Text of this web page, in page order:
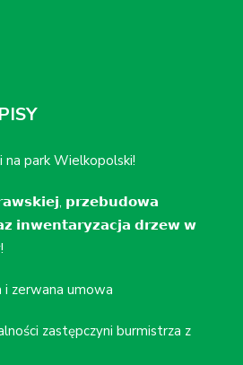
na park Wielkopolski!
𝗽𝗿𝘇𝗲𝗯𝘂𝗱𝗼𝘄𝗮
𝗶𝗻𝘄𝗲𝗻𝘁𝗮𝗿𝘆𝘇𝗮𝗰𝗷𝗮 𝗱𝗿𝘇𝗲𝘄 𝘄
zerwana umowa
zastępczyni burmistrza z